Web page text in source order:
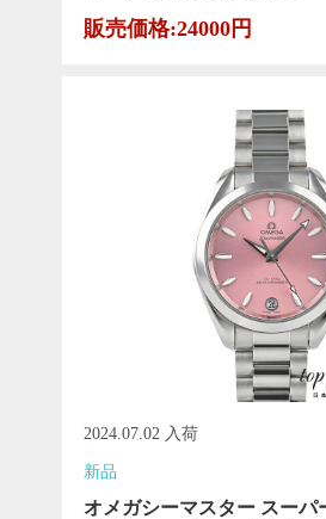
販売価格:24000円
2024.07.02 入荷
新品
オメガシーマスター スーパ